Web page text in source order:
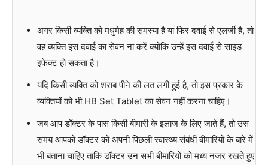
अगर किसी व्यक्ति को मधुमेह की समस्या है या फिर दवाई से एलर्जी है, तो
वह व्यक्ति इस दवाई का सेवन ना करें क्योंकि उन्हें इस दवाई से साइड
इफेक्ट हो सकता है।
यदि किसी व्यक्ति को शराब पीने की लत लगी हुई है, तो इस प्रकार के
व्यक्तियों को भी HB Set Tablet का सेवन नहीं करना चाहिए।
जब आप डॉक्टर के पास किसी बीमारी के इलाज के लिए जाते हैं, तो उस
समय आपको डॉक्टर को अपनी पिछली स्वास्थ्य संबंधी बीमारियों के बारे में
भी बताना चाहिए ताकि डॉक्टर उन सभी बीमारियों को मध्य नजर रखते हुए